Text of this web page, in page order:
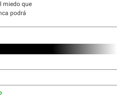
miedo que
podrá